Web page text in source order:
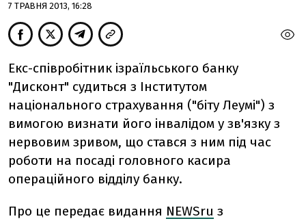
7 ТРАВНЯ 2013, 16:28
Екс-співробітник ізраїльського банку
"Дисконт" судиться з Інститутом
національного страхування ("біту Леумі") з
вимогою визнати його інвалідом у зв'язку з
нервовим зривом, що стався з ним під час
роботи на посаді головного касира
операційного відділу банку.
Про це передає видання NEWSru з